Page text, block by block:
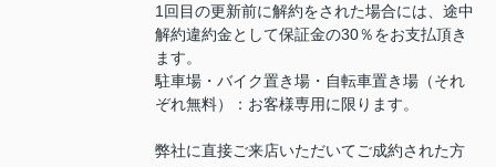
1回目の更新前に解約をされた場合には、途中
解約違約金として保証金の30％をお支払頂き
ます。
駐車場・バイク置き場・自転車置き場（それ
ぞれ無料）：お客様専用に限ります。
弊社に直接ご来店いただいてご成約された方